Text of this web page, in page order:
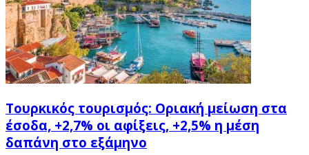
Τουρκικός τουρισμός: Οριακή μείωση στα
έσοδα, +2,7% οι αφίξεις, +2,5% η μέση
δαπάνη στο εξάμηνο